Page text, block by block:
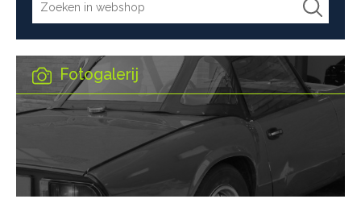
Fotogalerij